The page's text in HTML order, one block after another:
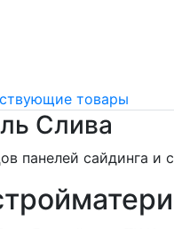
товары
Слива
панелей сайдинга